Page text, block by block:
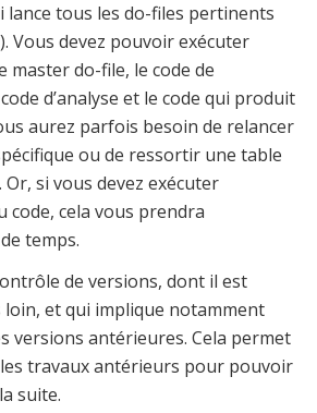
lance tous les do-files pertinents
Vous devez pouvoir exécuter
master do-file, le code de
d’analyse et le code qui produit
aurez parfois besoin de relancer
ou de ressortir une table
Or, si vous devez exécuter
code, cela vous prendra
temps.
de versions, dont il est
et qui implique notamment
versions antérieures. Cela permet
travaux antérieurs pour pouvoir
suite.